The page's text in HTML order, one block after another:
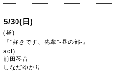
5/30(日)
(昼)
『”好きです、先輩"-昼の部-』
act)
前田琴音
しなだゆかり